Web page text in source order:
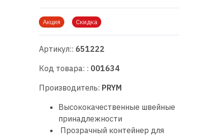
Акция Скидка
Артикул:: 651222
Код товара: : 001634
Производитель: PRYM
Высококачественные швейные
принадлежности
Прозрачный контейнер для